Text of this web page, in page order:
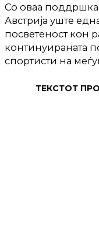
Со оваа
Австрија уште
посветеност кон
континуираната
спортисти на
ТЕКСТОТ